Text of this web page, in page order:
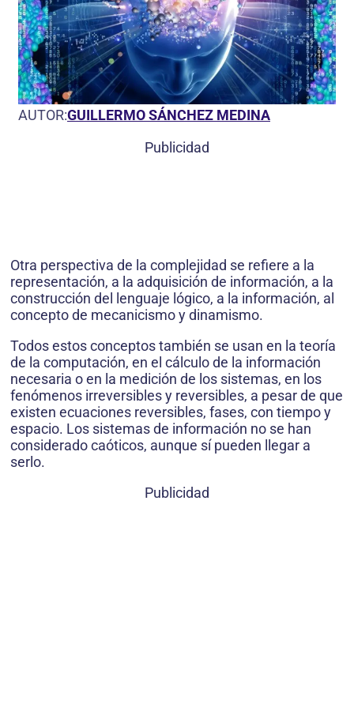
AUTOR:GUILLERMO SÁNCHEZ MEDINA
Publicidad
Otra perspectiva de la complejidad se refiere a la
representación, a la adquisición de infor­mación, a la
construcción del lenguaje lógico, a la información, al
concepto de mecanicismo y dinamismo.
Todos estos conceptos también se usan en la teoría
de la computación, en el cálculo de la información
necesaria o en la medición de los sistemas, en los
fenómenos irre­versibles y reversibles, a pesar de que
existen ecuaciones reversibles, fases, con tiempo y
es­pacio. Los sistemas de información no se han
considerado caóticos, aunque sí pueden llegar a
serlo.
Publicidad